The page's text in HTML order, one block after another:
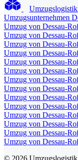
Umzugsunternehmen
Umzug von Dessau-
Umzug von Dessau-
Umzug von Dessau-
Umzug von Dessau-
Umzug von Dessau-
Umzug von Dessau-
Umzug von Dessau-
Umzug von Dessau-
Umzug von Dessau-
Umzug von Dessau-
Umzug von Dessau-
Umzug von Dessau-
Umzug von Dessau-
Umzug von Dessau-